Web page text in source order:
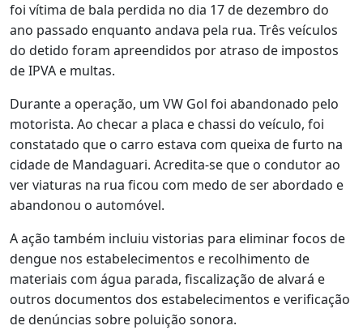
foi vítima de bala perdida no dia 17 de dezembro do
ano passado enquanto andava pela rua. Três veículos
do detido foram apreendidos por atraso de impostos
de IPVA e multas.
Durante a operação, um VW Gol foi abandonado pelo
motorista. Ao checar a placa e chassi do veículo, foi
constatado que o carro estava com queixa de furto na
cidade de Mandaguari. Acredita-se que o condutor ao
ver viaturas na rua ficou com medo de ser abordado e
abandonou o automóvel.
A ação também incluiu vistorias para eliminar focos de
dengue nos estabelecimentos e recolhimento de
materiais com água parada, fiscalização de alvará e
outros documentos dos estabelecimentos e verificação
de denúncias sobre poluição sonora.